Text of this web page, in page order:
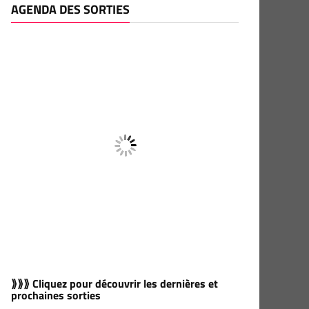
AGENDA DES SORTIES
⟫⟫⟫ Cliquez pour découvrir les dernières et
prochaines sorties